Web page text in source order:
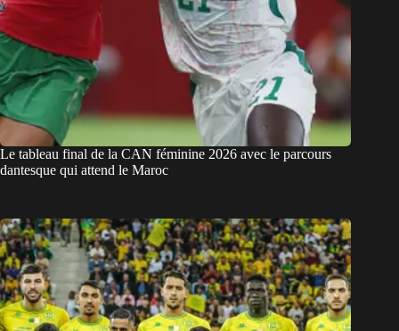
Le tableau final de la CAN féminine 2026 avec le parcours
dantesque qui attend le Maroc